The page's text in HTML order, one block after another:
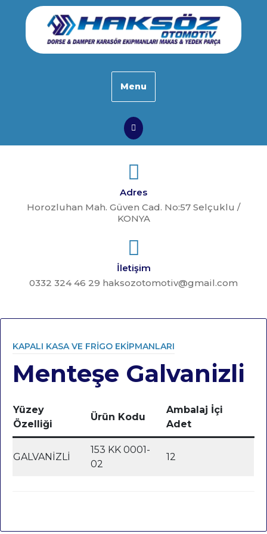
content
Menu
Search
Adres
Horozluhan Mah. Güven Cad. No:57 Selçuklu /
KONYA
İletişim
0332 324 46 29 haksozotomotiv@gmail.com
KAPALI KASA VE FRIGO EKIPMANLARI
Category
Menteşe Galvanizli
Yüzey
Özelliği
Ürün Kodu
Ambalaj İçi
Adet
GALVANİZLİ
153 KK 0001-
02
12